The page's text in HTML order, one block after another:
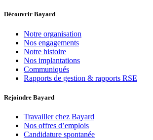
Découvrir Bayard
Notre organisation
Nos engagements
Notre histoire
Nos implantations
Communiqués
Rapports de gestion & rapports RSE
Rejoindre Bayard
Travailler chez Bayard
Nos offres d’emplois
Candidature spontanée